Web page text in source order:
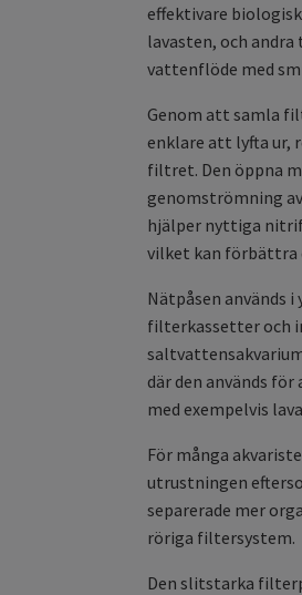
effektivare
lavasten, och
vattenflöde med
Genom att samla
enklare att lyfta ur,
filtret. Den öppna
genomströmning
hjälper nyttiga
vilket kan förbättra
Nätpåsen
filterkassetter och
där den används
med exempelvis
För många
utrustningen
separerade mer
röriga filtersystem.
Den slitstarka